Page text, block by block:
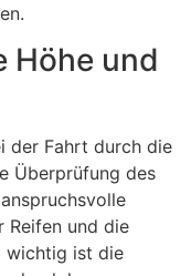
Höhe und
der Fahrt durch die
Überprüfung des
Reifen und die
wichtig ist die